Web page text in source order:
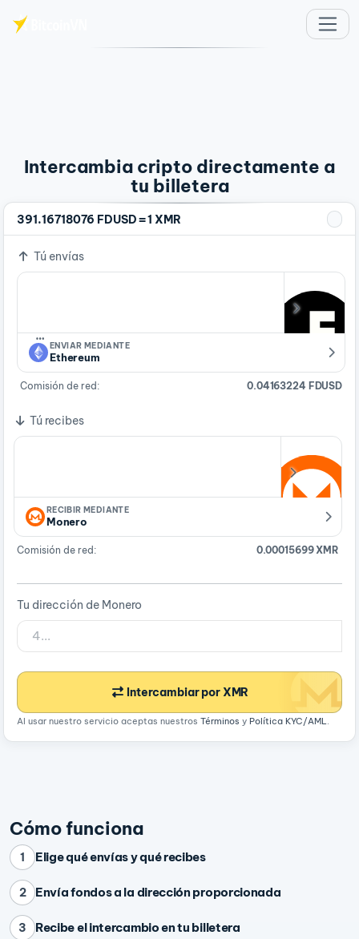
Intercambia cripto directamente a
tu billetera
391.16718076 FDUSD=1 XMR
Tú envías
…
ENVIAR MEDIANTE
Ethereum
Comisión de red: 0.04163224 FDUSD
Tú recibes
RECIBIR MEDIANTE
Monero
Comisión de red: 0.00015699 XMR
Tu dirección de Monero
Intercambiar por XMR
Al usar nuestro servicio aceptas nuestros Términos y Política KYC/AML.
Cómo funciona
1 Elige qué envías y qué recibes
2 Envía fondos a la dirección proporcionada
3 Recibe el intercambio en tu billetera